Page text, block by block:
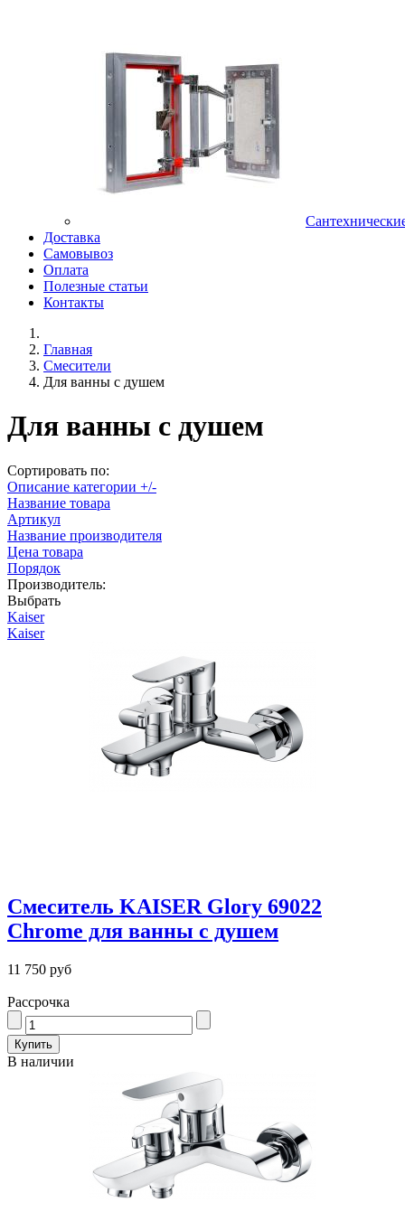
Доставка
Самовывоз
Оплата
Полезные статьи
Контакты
Главная
Смесители
Для ванны с душем
Для ванны с душем
Сортировать по:
Описание категории +/-
Название товара
Артикул
Название производителя
Цена товара
Порядок
Производитель:
Выбрать
Kaiser
Kaiser
Смеситель KAISER Glory 69022
Chrome для ванны с душем
11 750 руб
Рассрочка
В наличии